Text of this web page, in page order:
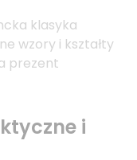
klasyka
wzory i kształty
prezent
i